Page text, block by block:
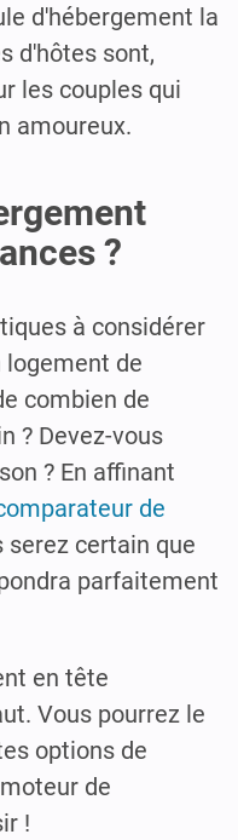
d'hébergement la
d'hôtes sont,
les couples qui
amoureux.
?
à considérer
logement de
combien de
? Devez-vous
? En affinant
de
serez certain que
parfaitement
en tête
Vous pourrez le
options de
de
!